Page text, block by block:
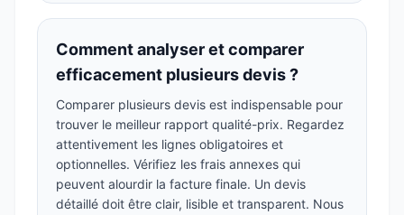
Comment analyser et comparer
efficacement plusieurs devis ?
Comparer plusieurs devis est indispensable pour
trouver le meilleur rapport qualité-prix. Regardez
attentivement les lignes obligatoires et
optionnelles. Vérifiez les frais annexes qui
peuvent alourdir la facture finale. Un devis
détaillé doit être clair, lisible et transparent. Nous